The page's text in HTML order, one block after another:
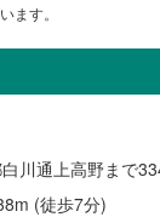
ます。
川通上高野まで
(徒歩7分)